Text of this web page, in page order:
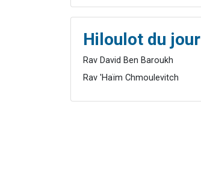
Hiloulot du jour
Rav David Ben Baroukh
Rav 'Haïm Chmoulevitch